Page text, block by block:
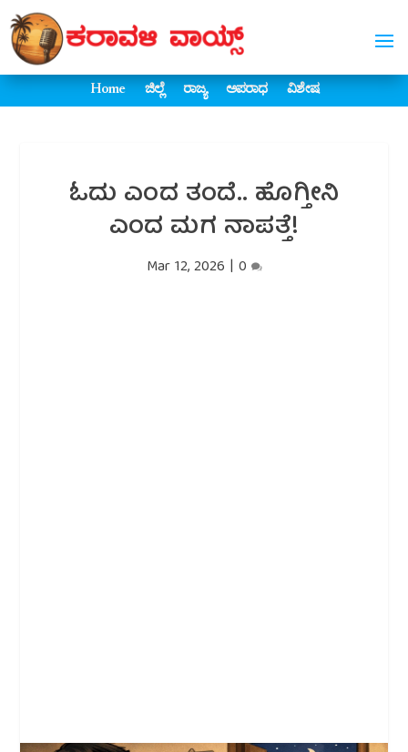
Home ಜಿಲ್ಲೆ ರಾಜ್ಯ ಅಪರಾಧ ವಿಶೇಷ
ಓದು ಎಂದ ತಂದೆ.. ಹೊಗ್ತೀನಿ
ಎಂದ ಮಗ ನಾಪತ್ತೆ!
Mar 12, 2026 | 0